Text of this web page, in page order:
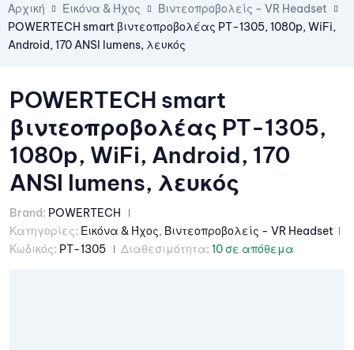
Αρχική Εικόνα & Ήχος
Βιντεοπροβολείς - VR Headset
POWERTECH smart βιντεοπροβολέας PT-1305, 1080p, WiFi,
Android, 170 ANSI lumens, λευκός
POWERTECH smart
βιντεοπροβολέας PT-1305,
1080p, WiFi, Android, 170
ANSI lumens, λευκός
Brand: POWERTECH
Κατηγορίες: Εικόνα & Ήχος, Βιντεοπροβολείς - VR Headset
Κωδικός: PT-1305 Διαθεσιμότητα: 10 σε απόθεμα